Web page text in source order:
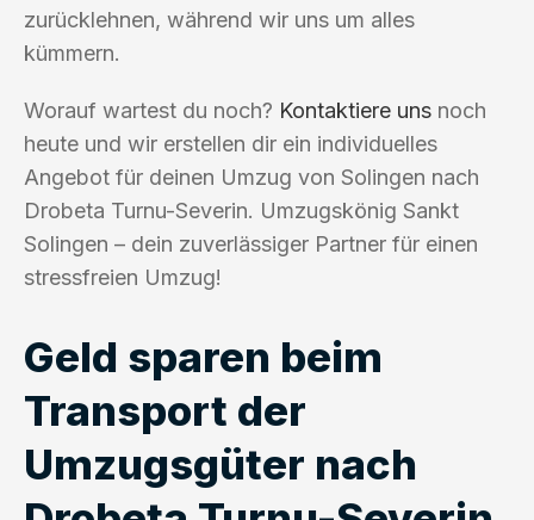
zurücklehnen, während wir uns um alles
kümmern.
Worauf wartest du noch? Kontaktiere uns noch
heute und wir erstellen dir ein individuelles
Angebot für deinen Umzug von Solingen nach
Drobeta Turnu-Severin. Umzugskönig Sankt
Solingen – dein zuverlässiger Partner für einen
stressfreien Umzug!
Geld sparen beim
Transport der
Umzugsgüter nach